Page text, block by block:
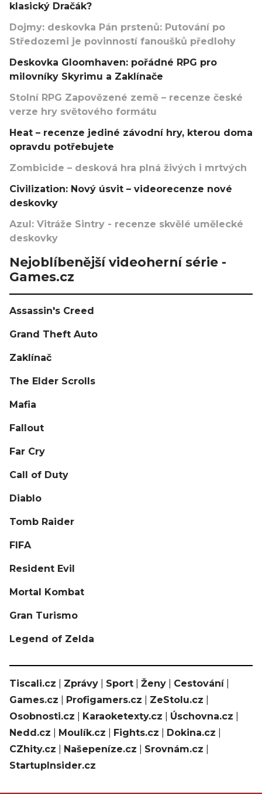
klasický Dračák?
Dojmy: deskovka Pán prstenů: Putování po
Středozemi je povinností fanoušků předlohy
Deskovka Gloomhaven: pořádné RPG pro
milovníky Skyrimu a Zaklínače
Stolní RPG Zapovězené země – recenze české
verze hry světového formátu
Heat – recenze jediné závodní hry, kterou doma
opravdu potřebujete
Zombicide – desková hra plná živých i mrtvých
Civilization: Nový úsvit – videorecenze nové
deskovky
Azul: Vitráže Sintry - recenze skvělé umělecké
deskovky
Nejoblíbenější videoherní série -
Games.cz
Assassin's Creed
Grand Theft Auto
Zaklínač
The Elder Scrolls
Mafia
Fallout
Far Cry
Call of Duty
Diablo
Tomb Raider
FIFA
Resident Evil
Mortal Kombat
Gran Turismo
Legend of Zelda
Tiscali.cz Zprávy Sport Ženy Cestování|
Games.cz
Profigamers.cz ZeStolu.cz
Osobnosti.cz
Karaoketexty.cz Úschovna.cz
Nedd.cz
Moulík.cz Fights.cz Dokina.cz
CZhity.cz
Našepeníze.cz Srovnám.cz
StartupInsider.cz